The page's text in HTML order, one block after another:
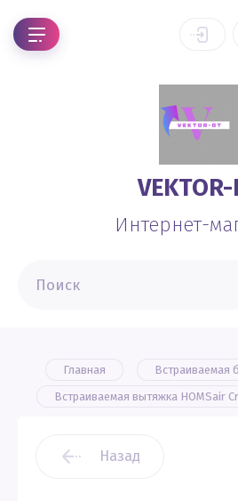
Интернет-
Главная
Встраиваемая
Встраиваемая вытяжка HOMSair
Назад